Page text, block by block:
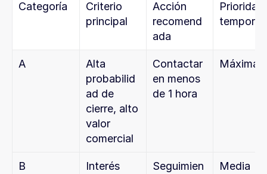
Categoría
Criterio
principal
Acción
recomend
ada
Prioridad
temporal
A
Alta
probabilid
ad de
cierre, alto
valor
comercial
Contactar
en menos
de 1 hora
Máxima
B
Interés
Seguimien
Media